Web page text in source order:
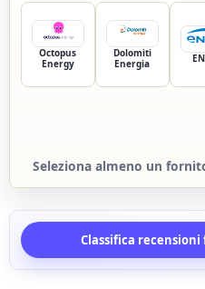
Octopus
Energy
Dolomiti
Energia
Seleziona almeno un
Classifica